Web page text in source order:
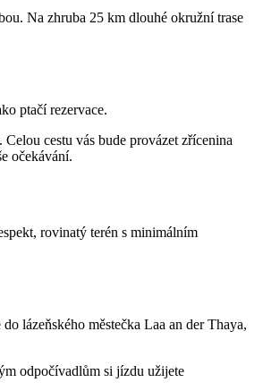
Na zhruba 25 km dlouhé okružní trase
ptačí rezervace.
cestu vás bude provázet zřícenina
očekávání.
rovinatý terén s minimálním
lázeňského městečka Laa an der Thaya,
odpočívadlům si jízdu užijete